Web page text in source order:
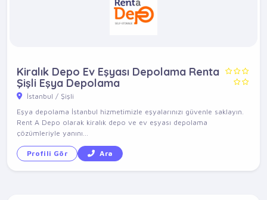
Kiralık Depo Ev Eşyası Depolama Renta
Şişli Eşya Depolama
İstanbul / Şişli
Eşya depolama İstanbul hizmetimizle eşyalarınızı güvenle saklayın.
Rent A Depo olarak kiralık depo ve ev eşyası depolama
çözümleriyle yanını...
Profili Gör Ara